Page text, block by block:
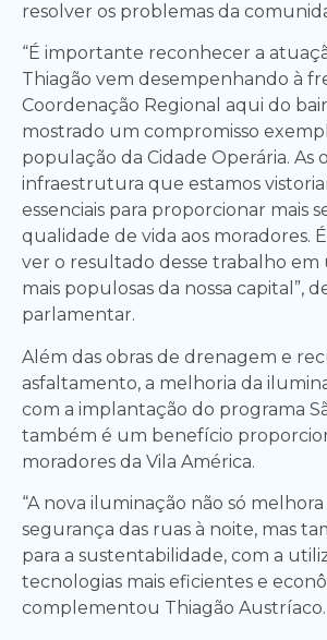
resolver os problemas da
“É importante reconhecer a
Thiagão vem desempenhando à
Coordenação Regional aqui do
mostrado um compromisso
população da Cidade Operária. As
infraestrutura que estamos
essenciais para proporcionar mais
qualidade de vida aos moradores.
ver o resultado desse trabalho em
mais populosas da nossa capital”,
parlamentar.
Além das obras de drenagem e
asfaltamento, a melhoria da
com a implantação do programa
também é um benefício
moradores da Vila América.
“A nova iluminação não só
segurança das ruas à noite, mas
para a sustentabilidade, com a
tecnologias mais eficientes e
complementou Thiagão Austríaco.